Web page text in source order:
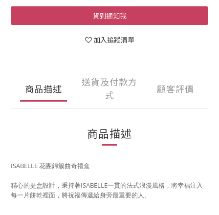
貨到通知我
加入追蹤清單
商品描述
送貨及付款方
式
顧客評價
商品描述
ISABELLE 花團錦簇曲奇禮盒
精心的提盒設計，秉持著ISABELLE一貫的法式浪漫風格，將幸福注入
每一片餅乾裡面，將祝福傳遞給身旁最重要的人。